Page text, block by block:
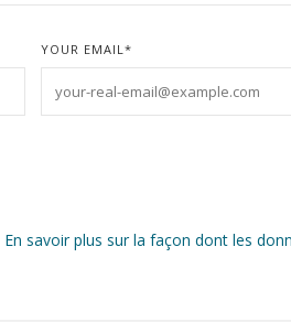
YOUR EMAIL *
En savoir plus sur la façon dont les